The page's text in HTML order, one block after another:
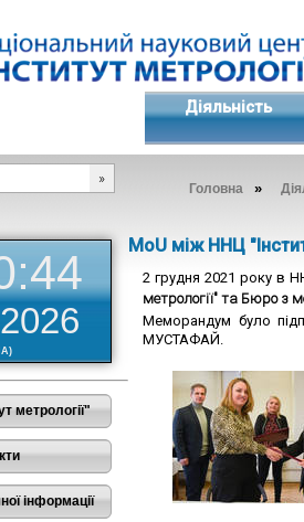
Діяльність
Головна »
метрології"
інформації
MoU між ННЦ
2 грудня 2021 року в
метрології" та Бюро з
Меморандум було
МУСТАФАЙ.